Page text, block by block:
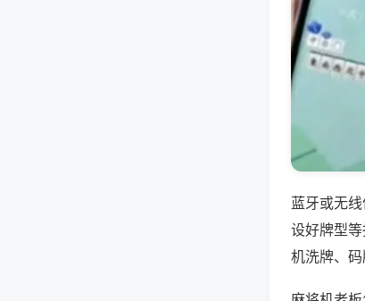
蓝牙或无
设好牌型
机洗牌、码